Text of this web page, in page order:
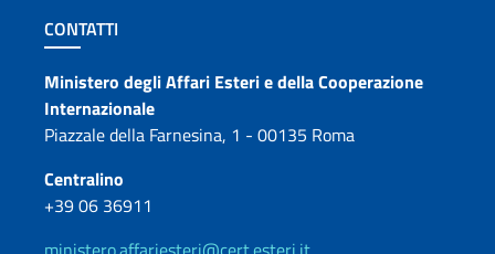
Sezione footer
CONTATTI
Contatti
Ministero degli Affari Esteri e della Cooperazione
Internazionale
Piazzale della Farnesina, 1 - 00135 Roma
Centralino
+39 06 36911